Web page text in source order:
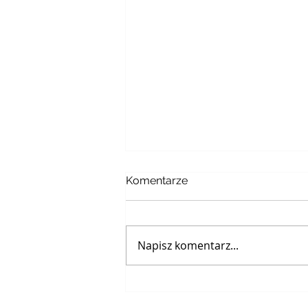
Komentarze
Napisz komentarz...